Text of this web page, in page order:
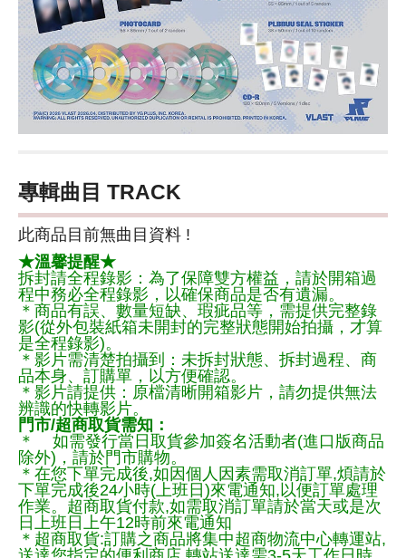
專輯曲目 TRACK
此商品目前無曲目資料 !
★溫馨提醒★
拆封請全程錄影：為了保障雙方權益，請於開箱過
程中務必全程錄影，以確保商品是否有遺漏。
＊商品有誤、數量短缺、瑕疵品等，需提供完整錄
影(從外包裝紙箱未開封的完整狀態開始拍攝，才算
是全程錄影)。
＊影片需清楚拍攝到：未拆封狀態、拆封過程、商
品本身、訂購單，以方便確認。
＊影片請提供：原檔清晰開箱影片，請勿提供無法
辨識的快轉影片。
門市/超商取貨需知：
＊ 如需發行當日取貨參加簽名活動者(進口版商品
除外)，請於門市購物。
＊在您下單完成後,如因個人因素需取消訂單,煩請於
下單完成後24小時(上班日)來電通知,以便訂單處理
作業。超商取貨付款,如需取消訂單請於當天或是次
日上班日上午12時前來電通知
＊超商取貨:訂購之商品將集中超商物流中心轉運站,